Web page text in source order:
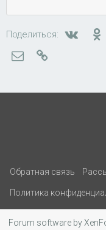
Поделиться:
Электронная почта
Обратная связь
Политика
Forum software by